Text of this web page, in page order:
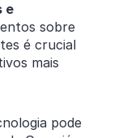
e
sobre
é crucial
mais
pode